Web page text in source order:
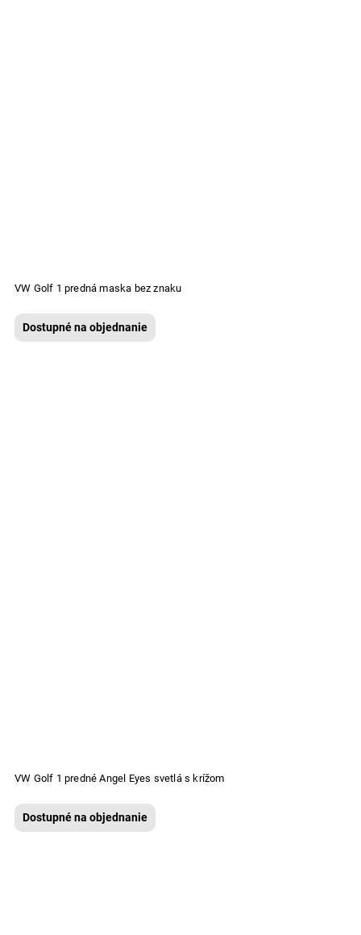
VW Golf 1 predná maska bez znaku
Dostupné na objednanie
VW Golf 1 predné Angel Eyes svetlá s krížom
Dostupné na objednanie